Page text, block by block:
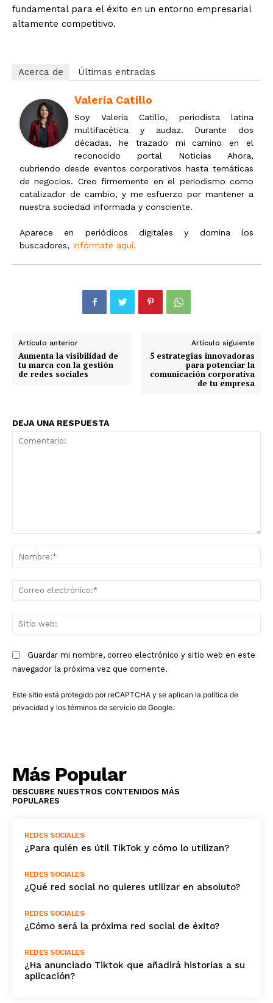
fundamental para el éxito en un entorno empresarial
altamente competitivo.
Acerca de Últimas entradas
Valeria Catillo
Soy Valeria Catillo, periodista latina
multifacética y audaz. Durante dos
décadas, he trazado mi camino en el
reconocido portal Noticias Ahora,
cubriendo desde eventos corporativos hasta temáticas
de negocios. Creo firmemente en el periodismo como
catalizador de cambio, y me esfuerzo por mantener a
nuestra sociedad informada y consciente.
Aparece en periódicos digitales y domina los
buscadores, Infórmate aquí.
Artículo anterior
Aumenta la visibilidad de
tu marca con la gestión
de redes sociales
Artículo siguiente
5 estrategias innovadoras
para potenciar la
comunicación corporativa
de tu empresa
DEJA UNA RESPUESTA
Guardar mi nombre, correo electrónico y sitio web en este
navegador la próxima vez que comente.
Este sitio está protegido por reCAPTCHA y se aplican la política de
privacidad y los términos de servicio de Google.
Más Popular
DESCUBRE NUESTROS CONTENIDOS MÁS
POPULARES
REDES SOCIALES
¿Para quién es útil TikTok y cómo lo utilizan?
REDES SOCIALES
¿Qué red social no quieres utilizar en absoluto?
REDES SOCIALES
¿Cómo será la próxima red social de éxito?
REDES SOCIALES
¿Ha anunciado Tiktok que añadirá historias a su
aplicación?